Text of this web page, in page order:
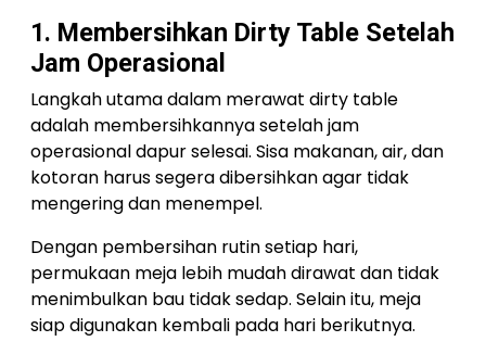
1. Membersihkan Dirty Table Setelah
Jam Operasional
Langkah utama dalam merawat dirty table
adalah membersihkannya setelah jam
operasional dapur selesai. Sisa makanan, air, dan
kotoran harus segera dibersihkan agar tidak
mengering dan menempel.
Dengan pembersihan rutin setiap hari,
permukaan meja lebih mudah dirawat dan tidak
menimbulkan bau tidak sedap. Selain itu, meja
siap digunakan kembali pada hari berikutnya.